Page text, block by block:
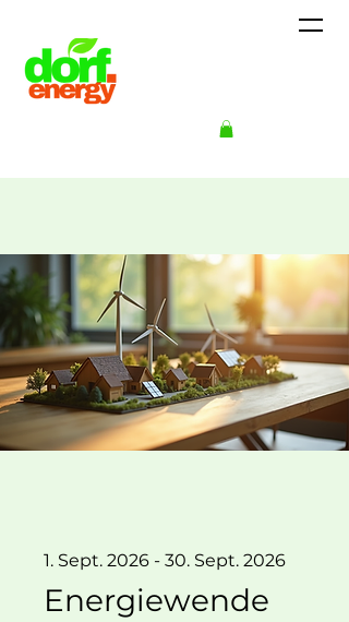
Energiewende
1. Sept. 2026 - 30. Sept. 2026